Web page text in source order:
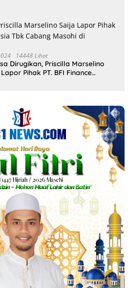
14448 Lihat
Dirugikan, Priscilla Marselino
Pihak PT. BFI Finance